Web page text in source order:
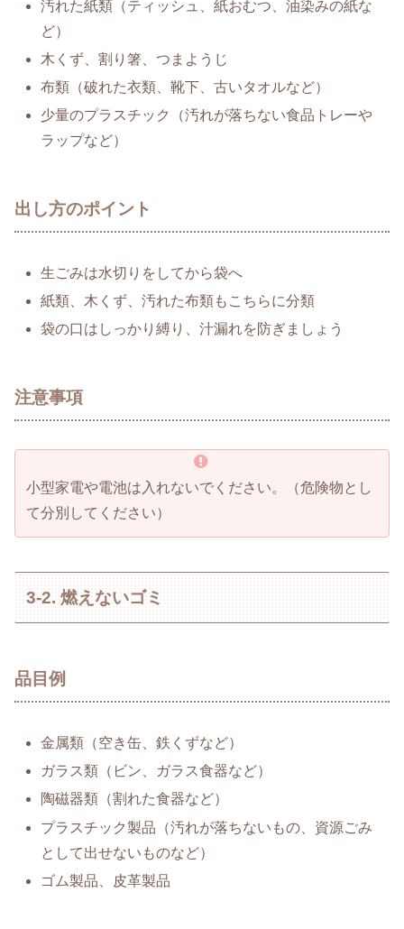
汚れた紙類（ティッシュ、紙おむつ、油染みの紙な
ど）
木くず、割り箸、つまようじ
布類（破れた衣類、靴下、古いタオルなど）
少量のプラスチック（汚れが落ちない食品トレーや
ラップなど）
出し方のポイント
生ごみは水切りをしてから袋へ
紙類、木くず、汚れた布類もこちらに分類
袋の口はしっかり縛り、汁漏れを防ぎましょう
注意事項
小型家電や電池は入れないでください。（危険物とし
て分別してください）
3-2. 燃えないゴミ
品目例
金属類（空き缶、鉄くずなど）
ガラス類（ビン、ガラス食器など）
陶磁器類（割れた食器など）
プラスチック製品（汚れが落ちないもの、資源ごみ
として出せないものなど）
ゴム製品、皮革製品